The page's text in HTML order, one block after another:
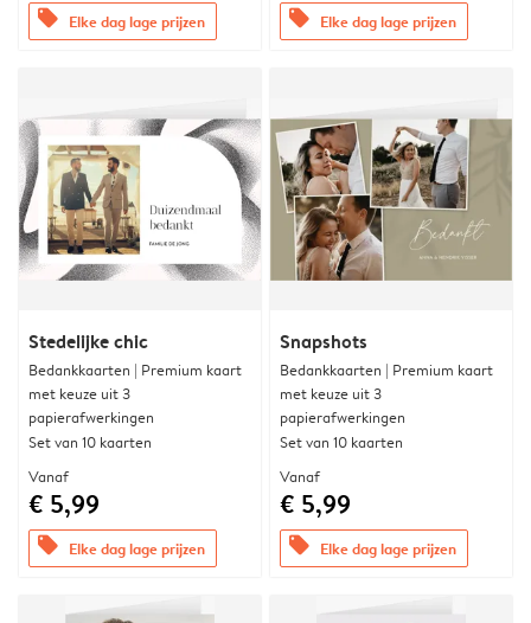
offers Elke dag lage prijzen offers Elke dag lage prijzen
Stedelijke chic
Bedankkaarten | Premium kaart
met keuze uit 3
papierafwerkingen
Set van 10 kaarten
Vanaf
€ 5,99
offers Elke dag lage prijzen
Snapshots
Bedankkaarten | Premium kaart
met keuze uit 3
papierafwerkingen
Set van 10 kaarten
Vanaf
€ 5,99
offers Elke dag lage prijzen